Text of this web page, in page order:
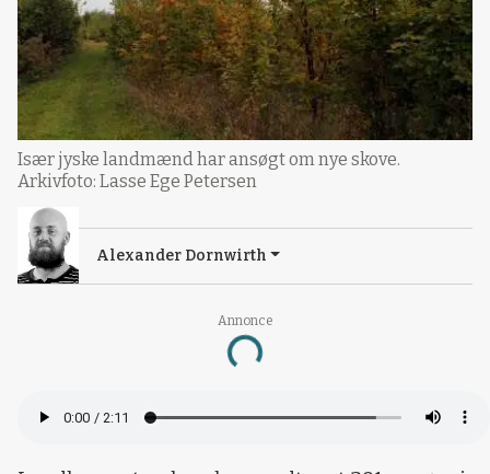
Annonce
Loading...
Især jyske landmænd har ansøgt om nye skove.
Arkivfoto: Lasse Ege Petersen
Alexander Dornwirth